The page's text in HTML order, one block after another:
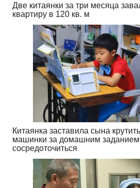
Две китаянки за три месяца
квартиру в 120 кв. м
Китаянка заставила сына
машинки за домашним
сосредоточиться